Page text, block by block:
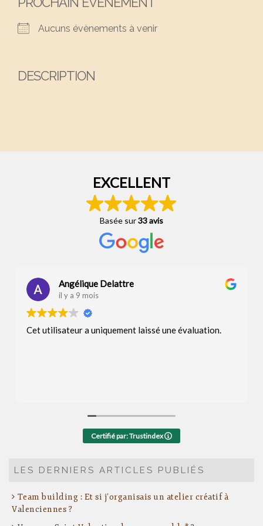
Aucuns évènements à venir
DESCRIPTION
EXCELLENT
Basée sur33 avis
Angélique Delattre
il y a 9 mois
Cet utilisateur a uniquement laissé une évaluation.
Certifié par: Trustindex
LES DERNIERS ARTICLES PUBLIÉS
Team building : Et si j’organisais un atelier créatif à
Valenciennes ?